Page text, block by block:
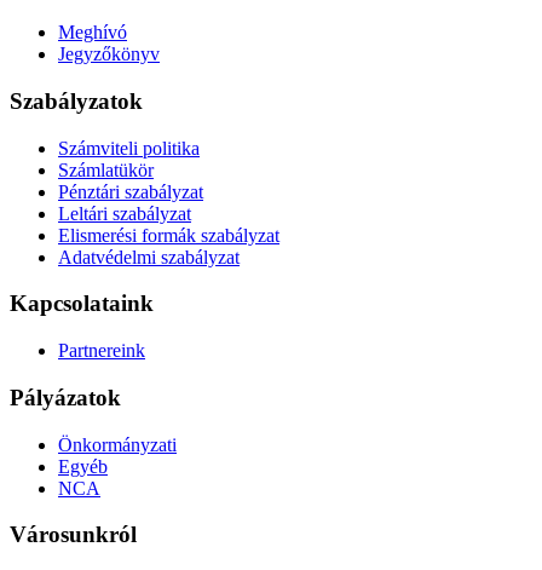
Meghívó
Jegyzőkönyv
Szabályzatok
Számviteli politika
Számlatükör
Pénztári szabályzat
Leltári szabályzat
Elismerési formák szabályzat
Adatvédelmi szabályzat
Kapcsolataink
Partnereink
Pályázatok
Önkormányzati
Egyéb
NCA
Városunkról